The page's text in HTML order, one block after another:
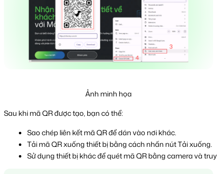
Ảnh minh họa
Sau khi mã QR được tạo, bạn có thể:
Sao chép liên kết mã QR để dán vào nơi khác.
Tải mã QR xuống thiết bị bằng cách nhấn nút Tải xuống.
Sử dụng thiết bị khác để quét mã QR bằng camera và